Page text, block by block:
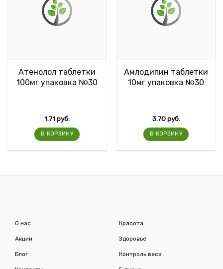
Атенолол таблетки
100мг упаковка №30
1.71руб.
В КОРЗИНУ
Амлодипин таблетки
10мг упаковка №30
3.70руб.
В КОРЗИНУ
О нас
Акции
Блог
Красота
Здоровье
Контроль веса